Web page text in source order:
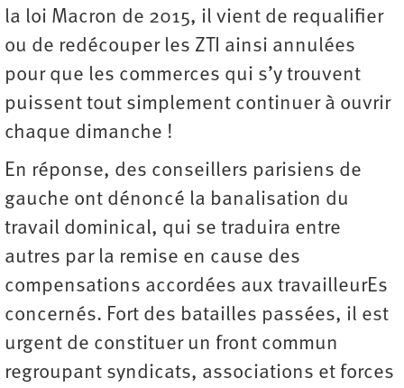
la loi Macron de 2015, il vient de requalifier
ou de redécouper les ZTI ainsi annulées
pour que les commerces qui s’y trouvent
puissent tout simplement continuer à ouvrir
chaque dimanche !
En réponse, des conseillers parisiens de
gauche ont dénoncé la banalisation du
travail dominical, qui se traduira entre
autres par la remise en cause des
compensations accordées aux travailleurEs
concernés. Fort des batailles passées, il est
urgent de constituer un front commun
regroupant syndicats, associations et forces